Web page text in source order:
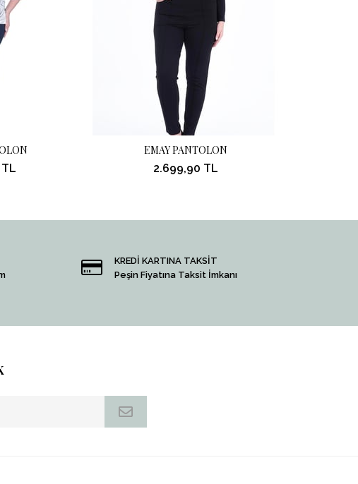
EMAY PANTOLON
2.699,90 TL
KREDİ KARTINA TAKSİT
Peşin Fiyatına Taksit İmkanı